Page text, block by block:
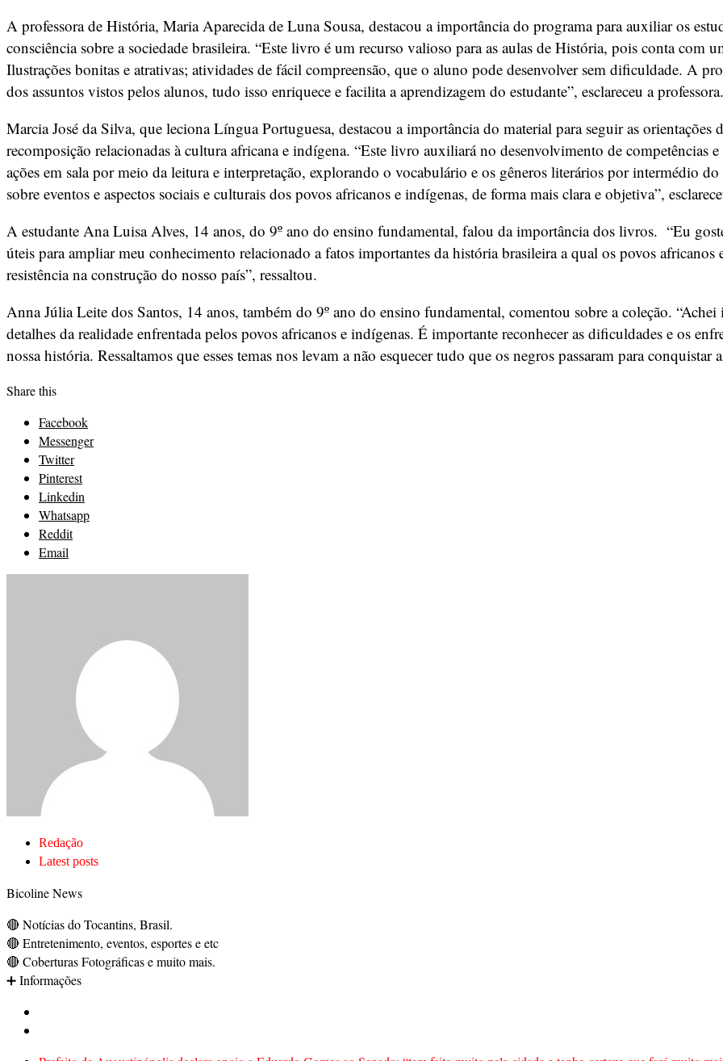
A professora de História, Maria Aparecida de Luna Sousa, destacou a importância do programa para auxiliar os
consciência sobre a sociedade brasileira. “Este livro é um recurso valioso para as aulas de História, pois conta com
Ilustrações bonitas e atrativas; atividades de fácil compreensão, que o aluno pode desenvolver sem dificuldade. A
dos assuntos vistos pelos alunos, tudo isso enriquece e facilita a aprendizagem do estudante”, esclareceu a professora.
Marcia José da Silva, que leciona Língua Portuguesa, destacou a importância do material para seguir as orientações
recomposição relacionadas à cultura africana e indígena. “Este livro auxiliará no desenvolvimento de competências
ações em sala por meio da leitura e interpretação, explorando o vocabulário e os gêneros literários por intermédio
sobre eventos e aspectos sociais e culturais dos povos africanos e indígenas, de forma mais clara e objetiva”,
A estudante Ana Luisa Alves, 14 anos, do 9º ano do ensino fundamental, falou da importância dos livros. “Eu
úteis para ampliar meu conhecimento relacionado a fatos importantes da história brasileira a qual os povos africanos
resistência na construção do nosso país”, ressaltou.
Anna Júlia Leite dos Santos, 14 anos, também do 9º ano do ensino fundamental, comentou sobre a coleção.
detalhes da realidade enfrentada pelos povos africanos e indígenas. É importante reconhecer as dificuldades e os
nossa história. Ressaltamos que esses temas nos levam a não esquecer tudo que os negros passaram para conquistar
Share this
Facebook
Messenger
Twitter
Pinterest
Linkedin
Whatsapp
Reddit
Email
Redação
Latest posts
Bicoline News
🔴 Notícias do Tocantins, Brasil.
🔴 Entretenimento, eventos, esportes e etc
🔴 Coberturas Fotográficas e muito mais.
➕ Informações